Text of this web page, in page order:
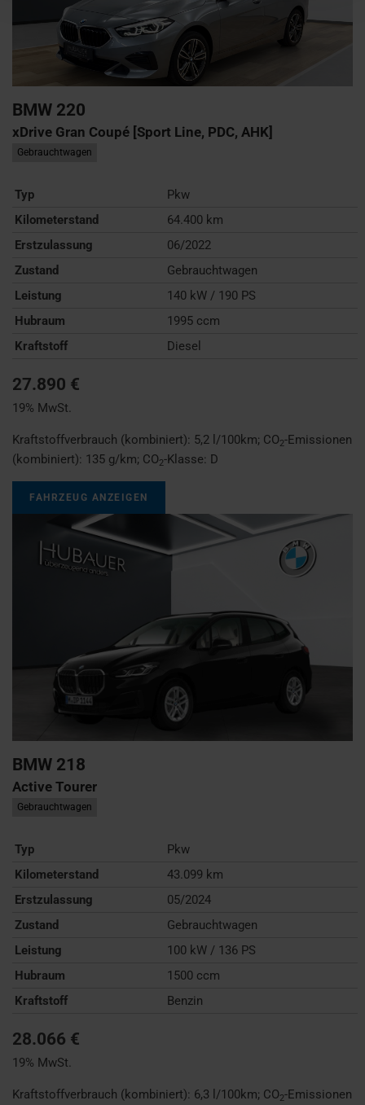
BMW 220
xDrive Gran Coupé [Sport Line, PDC, AHK]
Gebrauchtwagen
Typ
Pkw
Kilometerstand
64.400 km
Erstzulassung
06/2022
Zustand
Gebrauchtwagen
Leistung
140 kW / 190 PS
Hubraum
1995 ccm
Kraftstoff
Diesel
27.890 €
19% MwSt.
Kraftstoffverbrauch (kombiniert): 5,2 l/100km; CO2-Emissionen
(kombiniert): 135 g/km; CO2-Klasse: D
FAHRZEUG ANZEIGEN
BMW 218
Active Tourer
Gebrauchtwagen
Typ
Pkw
Kilometerstand
43.099 km
Erstzulassung
05/2024
Zustand
Gebrauchtwagen
Leistung
100 kW / 136 PS
Hubraum
1500 ccm
Kraftstoff
Benzin
28.066 €
19% MwSt.
Kraftstoffverbrauch (kombiniert): 6,3 l/100km; CO2-Emissionen